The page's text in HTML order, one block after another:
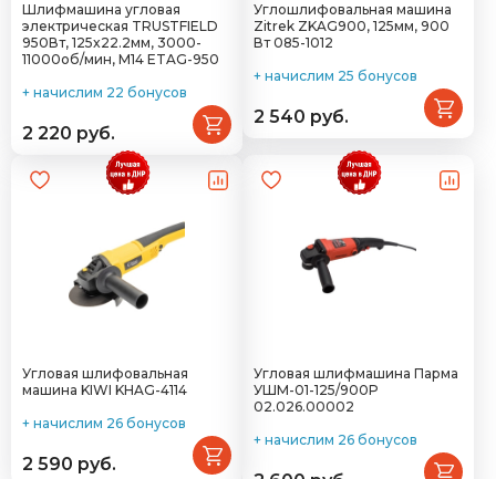
Шлифмашина угловая
электрическая TRUSTFIELD
950Вт, 125x22.2мм, 3000-
11000об/мин, М14 ETAG-950
+ начислим 22 бонусов
2 220 руб.
Углошлифовальная машина
Zitrek ZKAG900, 125мм, 900
Вт 085-1012
+ начислим 25 бонусов
2 540 руб.
Угловая шлифовальная
машина KIWI KHAG-4114
+ начислим 26 бонусов
2 590 руб.
Угловая шлифмашина Парма
УШМ-01-125/900Р
02.026.00002
+ начислим 26 бонусов